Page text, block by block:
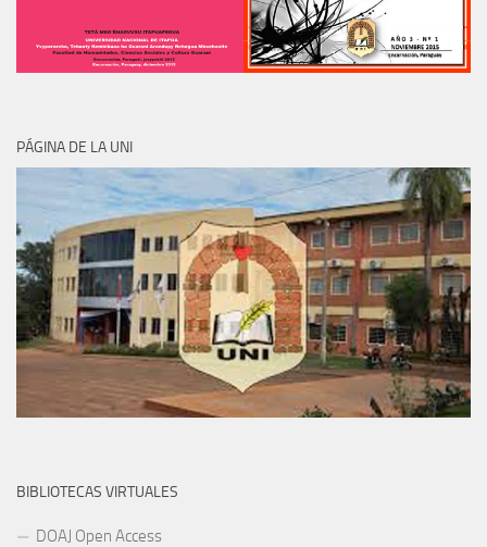
PÁGINA DE LA UNI
BIBLIOTECAS VIRTUALES
DOAJ Open Access